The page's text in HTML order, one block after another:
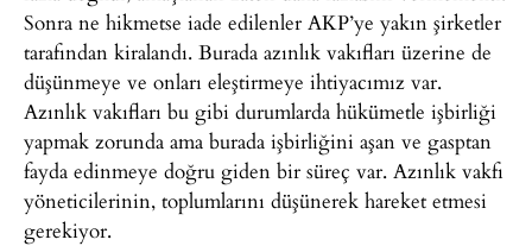
Sonra ne hikmetse iade edilenler AKP’ye yakın şirketler
tarafından kiralandı. Burada azınlık vakıfları üzerine de
düşünmeye ve onları eleştirmeye ihtiyacımız var.
Azınlık vakıfları bu gibi durumlarda hükümetle işbirliği
yapmak zorunda ama burada işbirliğini aşan ve gasptan
fayda edinmeye doğru giden bir süreç var. Azınlık vakfı
yöneticilerinin, toplumlarını düşünerek hareket etmesi
gerekiyor.